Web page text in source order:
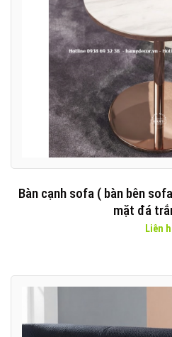
Bàn cạnh sofa ( bàn bên
mặt đá
Liên